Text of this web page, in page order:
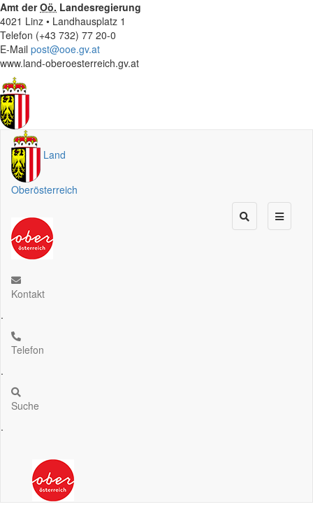
Amt derOö. Landesregierung
4021 Linz • Landhausplatz 1
Telefon (+43 732) 77 20-0
E-Mail post@ooe.gv.at
www.land-oberoesterreich.gv.at
Land
Oberösterreich
Kontakt
.
Telefon
.
Suche
.